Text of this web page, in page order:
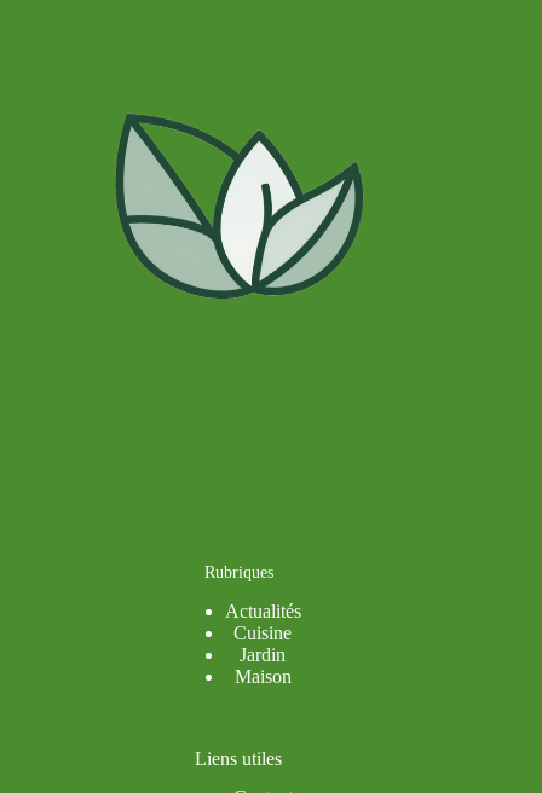
Rubriques
Actualités
Cuisine
Jardin
Maison
Liens utiles